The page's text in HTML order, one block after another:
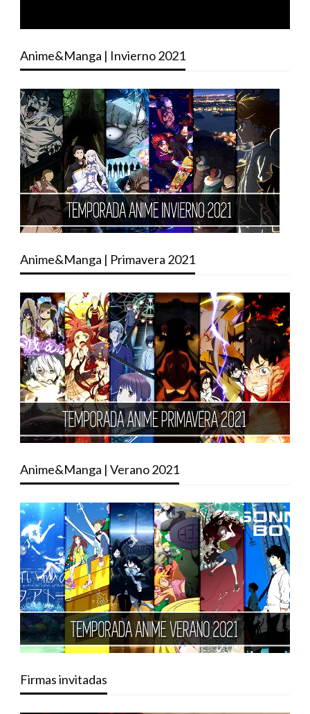
Anime&Manga | Invierno 2021
Anime&Manga | Primavera 2021
Anime&Manga | Verano 2021
Firmas invitadas